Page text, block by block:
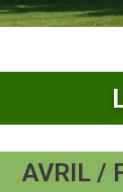
AVRIL /